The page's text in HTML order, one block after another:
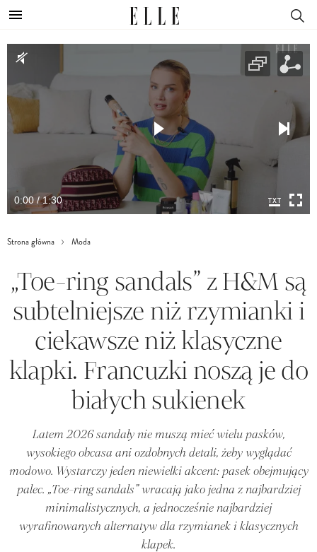
0:00 / 1:30
Strona główna Moda
„Toe-ring sandals” z H&M są
subtelniejsze niż rzymianki i
ciekawsze niż klasyczne
klapki. Francuzki noszą je do
białych sukienek
Latem 2026 sandały nie muszą mieć wielu pasków,
wysokiego obcasa ani ozdobnych detali, żeby wyglądać
modowo. Wystarczy jeden niewielki akcent: pasek obejmujący
palec. „Toe-ring sandals” wracają jako jedna z najbardziej
minimalistycznych, a jednocześnie najbardziej
wyrafinowanych alternatyw dla rzymianek i klasycznych
klapek.